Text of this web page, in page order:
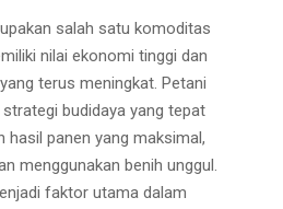
salah satu komoditas
nilai ekonomi tinggi dan
terus meningkat. Petani
budidaya yang tepat
hasil panen yang maksimal,
menggunakan benih unggul.
faktor utama dalam